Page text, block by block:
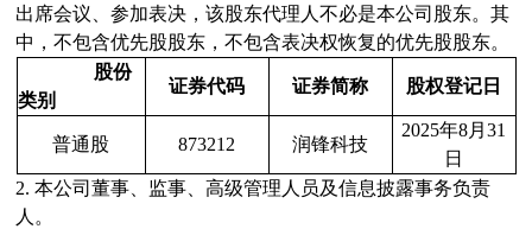
出席会议、参加表决，该股东代理人不必是本公司股东。其
中，不包含优先股股东，不包含表决权恢复的优先股股东。
股份
类别
证券代码 证券简称 股权登记日
普通股 873212 润锋科技
2025年8月31
日
2. 本公司董事、监事、高级管理人员及信息披露事务负责
人。